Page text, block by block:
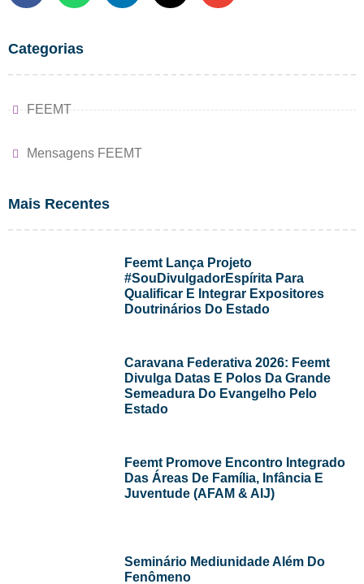
Categorias
FEEMT
Mensagens FEEMT
Mais Recentes
Feemt Lança Projeto
#SouDivulgadorEspírita Para
Qualificar E Integrar Expositores
Doutrinários Do Estado
Caravana Federativa 2026: Feemt
Divulga Datas E Polos Da Grande
Semeadura Do Evangelho Pelo
Estado
Feemt Promove Encontro Integrado
Das Áreas De Família, Infância E
Juventude (AFAM & AIJ)
Seminário Mediunidade Além Do
Fenômeno